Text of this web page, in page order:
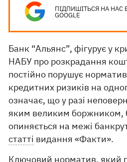
ПІДПИШІТЬСЯ НА НАС
GOOGLE
Банк “Альянс”, фігурує у
НАБУ про розкрадання
постійно порушує
кредитних ризиків на
означає, що у разі
яким великим боржником,
опиняється на межі
статті видання «Факти».
Ключовий норматив, який